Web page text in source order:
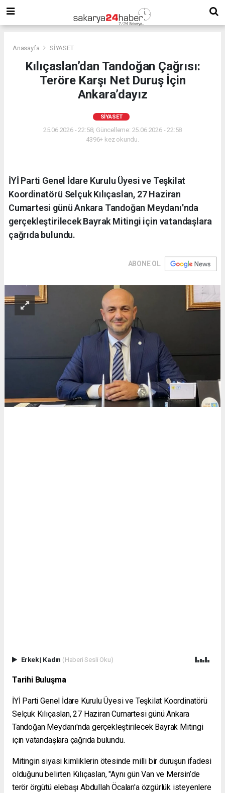
Anasayfa SİYASET
Kılıçaslan’dan Tandoğan Çağrısı:
Teröre Karşı Net Duruş İçin
Ankara’dayız
SİYASET
25.06.2026 - 22:58, Güncelleme: 25.06.2026 - 22:58
4396+ kez okundu.
İYİ Parti Genel İdare Kurulu Üyesi ve Teşkilat
Koordinatörü Selçuk Kılıçaslan, 27 Haziran
Cumartesi günü Ankara Tandoğan Meydanı'nda
gerçekleştirilecek Bayrak Mitingi için vatandaşlara
çağrıda bulundu.
ABONE OL
Erkek| Kadın (Haberi Sesli Oku)
Tarihi Buluşma
İYİ Parti Genel İdare Kurulu Üyesi ve Teşkilat Koordinatörü
Selçuk Kılıçaslan, 27 Haziran Cumartesi günü Ankara
Tandoğan Meydanı'nda gerçekleştirilecek Bayrak Mitingi
için vatandaşlara çağrıda bulundu.
Mitingin siyasi kimliklerin ötesinde milli bir duruşun ifadesi
olduğunu belirten Kılıçaslan, "Aynı gün Van ve Mersin’de
terör örgütü elebaşı Abdullah Öcalan'a özgürlük isteyenlere